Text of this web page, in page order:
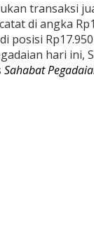
transaksi
di angka
posisi
hari ini,
Sahabat